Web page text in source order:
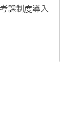
課制度導入